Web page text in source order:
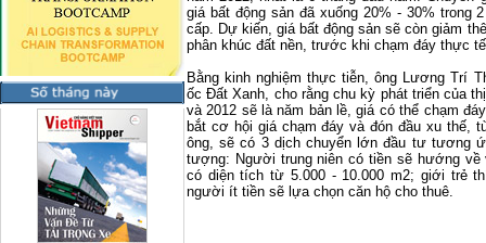
giá bất động sản đã xuống 20% - 30% trong
cấp. Dự kiến, giá bất động sản sẽ còn giảm
phân khúc đất nền, trước khi chạm đáy thực
Bằng kinh nghiệm thực tiễn, ông Lương Trí
ốc Đất Xanh, cho rằng chu kỳ phát triển của
và 2012 sẽ là năm bản lề, giá có thể chạm
bắt cơ hội giá chạm đáy và đón đầu xu thế,
ông, sẽ có 3 dịch chuyển lớn đầu tư tương
tượng: Người trung niên có tiền sẽ hướng
có diện tích từ 5.000 - 10.000 m2; giới trẻ
người ít tiền sẽ lựa chọn căn hộ cho thuê.